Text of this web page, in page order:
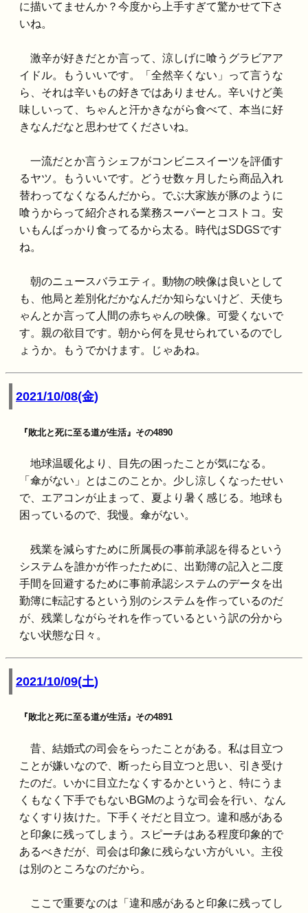
に描いてませんか？今度から上手すぎて驚かせて下さ
いね。
激辛が好きだとか言って、涼しげに喰うグラビアア
イドル。もういいです。「全然辛くない」って言うな
ら、それは辛いもの好きではありません。辛いけど美
味しいって、ちゃんと汗かきながら食べて、本当に好
きなんだなと思わせてくださいね。
一流だとか言うシェフがコンビニスイーツを評価す
るヤツ。もういいです。どうせ数ヶ月したら商品入れ
替わってなくなるんだから。でぶ大家族が豚のように
喰うからって紹介される業務スーパーとコストコ。安
いもんばっかり食ってるから太る。時代はSDGSです
ね。
朝のニュースバラエティ。動物の映像は良いとして
も、他局と差別化だかなんだか知らないけど、天使ち
ゃんとか言って人間の赤ちゃんの映像。可愛くないで
す。親の欲目です。朝から何を見せられているのでし
ょうか。もうでかけます。じゃあね。
2021/10/08(金)
『敗北と死に至る道が生活』その4890
地球温暖化より、目先の困ったことが気になる。
「傘がない」とはこのことか。少し涼しくなったせい
で、エアコンが止まって、夏より暑く感じる。地球も
困っているので、我慢。傘がない。
残業を減らすために所属長の事前承認を得るという
システムを誰かが作ったために、出勤簿の記入と二度
手間を回避するために事前承認システムのデータを出
勤簿に転記するという別のシステムを作っているのだ
が、残業しながらそれを作っているという訳の分から
ない状態な日々。
2021/10/09(土)
『敗北と死に至る道が生活』その4891
昔、結婚式の司会をらったことがある。私は目立つ
ことが嫌いなので、断ったら目立つと思い、引き受け
たのだ。いかに目立たなくするかというと、特にうま
くもなく下手でもないBGMのような司会を行い、なん
なくすり抜けた。下手くそだと目立つ。違和感がある
と印象に残ってしまう。スピーチはある程度印象的で
あるべきだが、司会は印象に残らない方がいい。主役
は別のところなのだから。
ここで重要なのは「違和感があると印象に残ってし